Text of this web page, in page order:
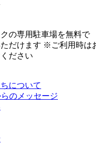
の専用駐車場を無料で
だけます ※ご利用時は
ださい
について
のメッセージ